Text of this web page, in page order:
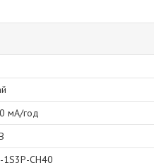
мА/год
1S3P-CH40